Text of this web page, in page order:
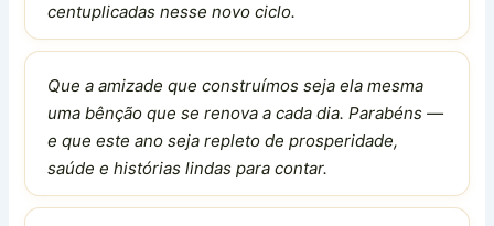
centuplicadas nesse novo ciclo.
Que a amizade que construímos seja ela mesma
uma bênção que se renova a cada dia. Parabéns —
e que este ano seja repleto de prosperidade,
saúde e histórias lindas para contar.